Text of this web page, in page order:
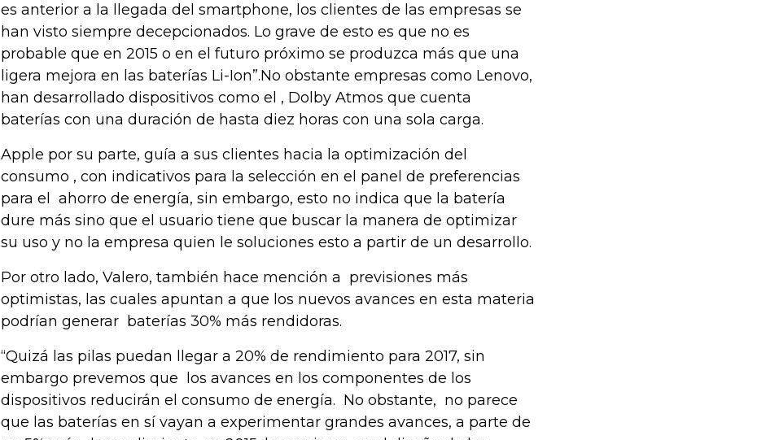
es anterior a la llegada del smartphone, los clientes de las empresas se
han visto siempre decepcionados. Lo grave de esto es que no es
probable que en 2015 o en el futuro próximo se produzca más que una
ligera mejora en las baterías Li-Ion”.No obstante empresas como Lenovo,
han desarrollado dispositivos como el , Dolby Atmos que cuenta
baterías con una duración de hasta diez horas con una sola carga.
Apple por su parte, guía a sus clientes hacia la optimización del
consumo , con indicativos para la selección en el panel de preferencias
para el ahorro de energía, sin embargo, esto no indica que la batería
dure más sino que el usuario tiene que buscar la manera de optimizar
su uso y no la empresa quien le soluciones esto a partir de un desarrollo.
Por otro lado, Valero, también hace mención a previsiones más
optimistas, las cuales apuntan a que los nuevos avances en esta materia
podrían generar baterías 30% más rendidoras.
“Quizá las pilas puedan llegar a 20% de rendimiento para 2017, sin
embargo prevemos que los avances en los componentes de los
dispositivos reducirán el consumo de energía. No obstante, no parece
que las baterías en sí vayan a experimentar grandes avances, a parte de